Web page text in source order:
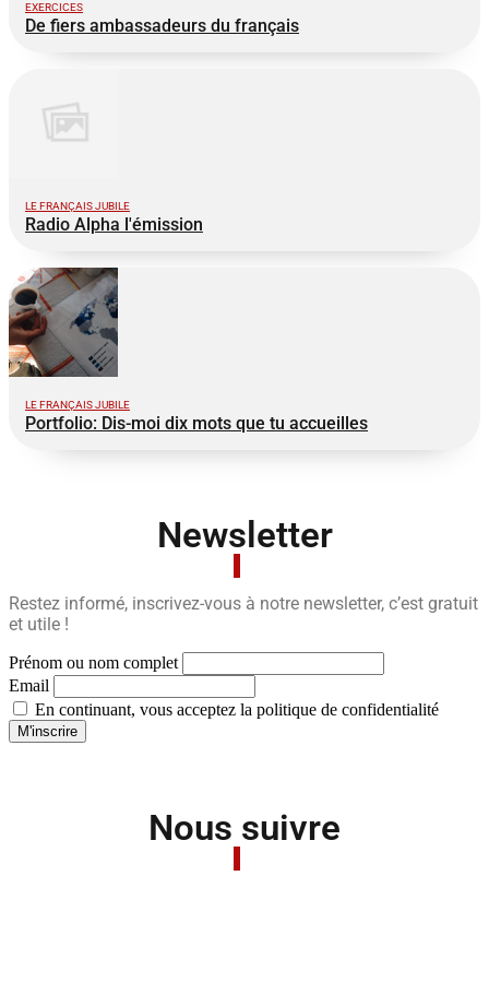
EXERCICES
De fiers ambassadeurs du français
LE FRANÇAIS JUBILE
Radio Alpha l'émission
LE FRANÇAIS JUBILE
Portfolio: Dis-moi dix mots que tu accueilles
Newsletter
Restez informé, inscrivez-vous à notre newsletter, c’est gratuit
et utile !
Prénom ou nom complet
Email
En continuant, vous acceptez la politique de confidentialité
Nous suivre